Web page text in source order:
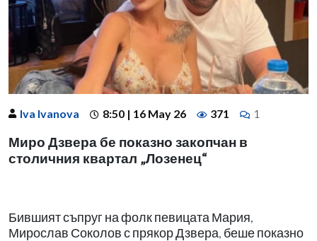
Iva Ivanova 8:50 | 16 May 26 371 1
Миро Дзвера бе показно закопчан в
столичния квартал „Лозенец“
Бившият съпруг на фолк певицата Мария,
Мирослав Соколов с прякор Дзвера, беше показно